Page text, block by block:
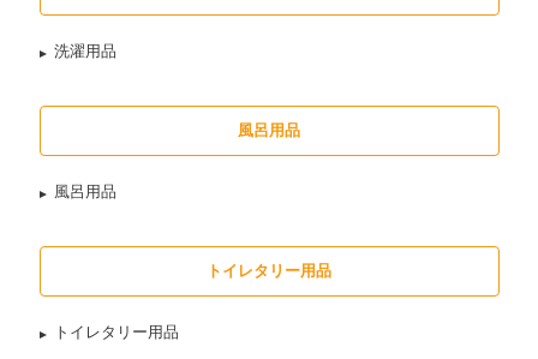
洗濯用品
風呂用品
風呂用品
トイレタリー用品
トイレタリー用品